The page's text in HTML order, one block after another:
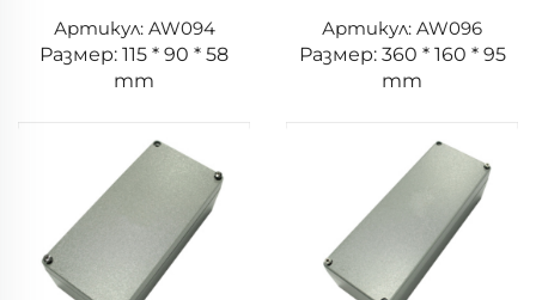
Артикул: AW094
Размер: 115 * 90 * 58
mm
Артикул: AW096
Размер: 360 * 160 * 95
mm